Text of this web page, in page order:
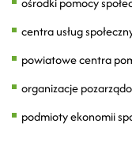
centra usług
powiatowe centra
organizacje
podmioty ekonomii